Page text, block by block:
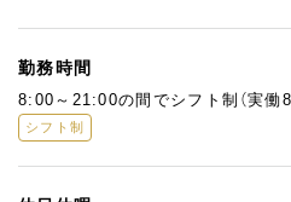
商品開発やレシピ提案にも積極的
アを形にしたい方や、マネジメン
チームの力を引き出しながら、一
ける方をお待ちしています。
勤務時間
8:00～21:00の間でシフト制（実働8
シフト制